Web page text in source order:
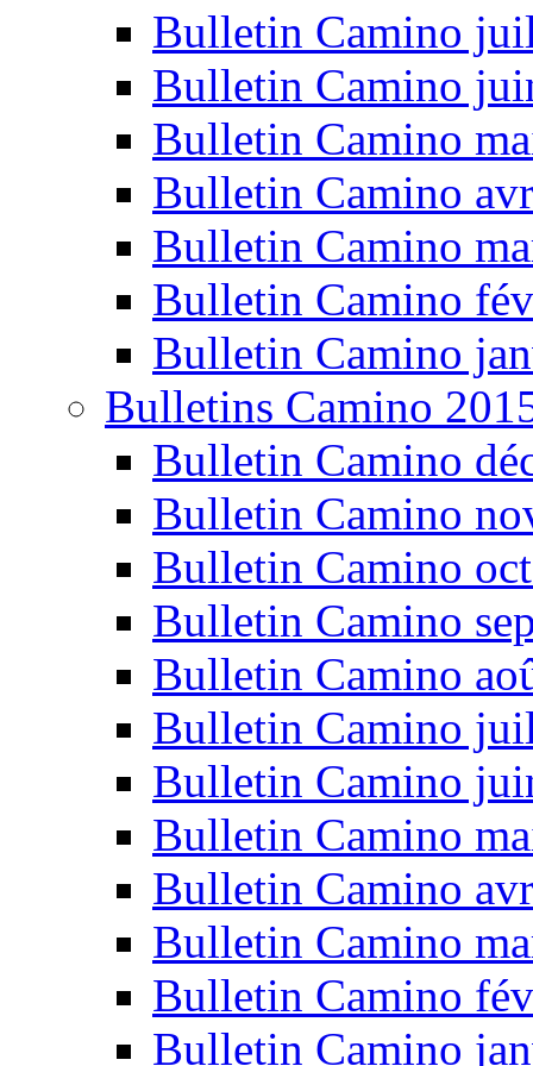
Bulletin Camino
Bulletin Camino
Bulletin Camino
Bulletin Camino
Bulletin Camino
Bulletin Camino
Bulletin Camino
Bulletins Camino
Bulletin Camino
Bulletin Camino
Bulletin Camino
Bulletin Camino
Bulletin Camino
Bulletin Camino
Bulletin Camino
Bulletin Camino
Bulletin Camino
Bulletin Camino
Bulletin Camino
Bulletin Camino